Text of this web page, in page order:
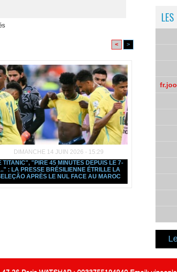
< >
DIMANCHE 14 JUIN 2026 - 15:29
TITANIC", "PIRE 45 MINUTES DEPUIS LE 7-
: LA PRESSE BRÉSILIENNE ÉTRILLE LA
APRÈS LE NUL FACE AU MAROC